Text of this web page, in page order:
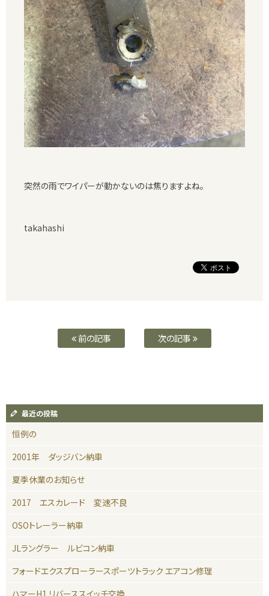
突然の雨でワイパーが動かないのは焦りますよね。
takahashi
前の記事 次の記事
最近の投稿
恒例の
2001年 ダッジバン納車
夏季休業のお知らせ
2017 エスカレード 変速不良
OSOトレーラー納車
JLラングラー ルビコン納車
フォードエクスプローラースポーツトラック エアコン修理